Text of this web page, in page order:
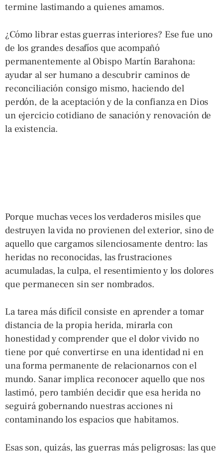
termine lastimando a quienes amamos.
¿Cómo librar estas guerras interiores? Ese fue uno
de los grandes desafíos que acompañó
permanentemente al Obispo Martín Barahona:
ayudar al ser humano a descubrir caminos de
reconciliación consigo mismo, haciendo del
perdón, de la aceptación y de la confianza en Dios
un ejercicio cotidiano de sanación y renovación de
la existencia.
Porque muchas veces los verdaderos misiles que
destruyen la vida no provienen del exterior, sino de
aquello que cargamos silenciosamente dentro: las
heridas no reconocidas, las frustraciones
acumuladas, la culpa, el resentimiento y los dolores
que permanecen sin ser nombrados.
La tarea más difícil consiste en aprender a tomar
distancia de la propia herida, mirarla con
honestidad y comprender que el dolor vivido no
tiene por qué convertirse en una identidad ni en
una forma permanente de relacionarnos con el
mundo. Sanar implica reconocer aquello que nos
lastimó, pero también decidir que esa herida no
seguirá gobernando nuestras acciones ni
contaminando los espacios que habitamos.
Esas son, quizás, las guerras más peligrosas: las que